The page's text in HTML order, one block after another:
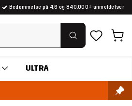
Bedømmelse på 4,6 og 840.000+ anmeldelser
ULTRA